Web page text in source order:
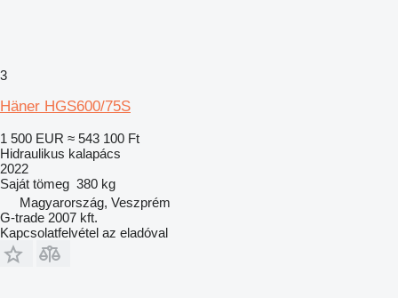
3
Häner HGS600/75S
1 500 EUR ≈ 543 100 Ft
Hidraulikus kalapács
2022
Saját tömeg 380 kg
Magyarország, Veszprém
G-trade 2007 kft.
Kapcsolatfelvétel az eladóval